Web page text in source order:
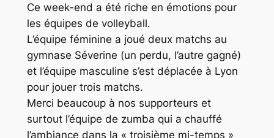
Ce week-end a été riche en émotions pour
les équipes de volleyball.
L’équipe féminine a joué deux matchs au
gymnase Séverine (un perdu, l’autre gagné)
et l’équipe masculine s’est déplacée à Lyon
pour jouer trois matchs.
Merci beaucoup à nos supporteurs et
surtout l’équipe de zumba qui a chauffé
l’ambiance dans la « troisième mi-temps »